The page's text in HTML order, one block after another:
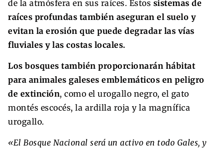
de la atmósfera en sus raíces. Estos sistemas de
raíces profundas también aseguran el suelo y
evitan la erosión que puede degradar las vías
fluviales y las costas locales.
Los bosques también proporcionarán hábitat
para animales galeses emblemáticos en peligro
de extinción, como el urogallo negro, el gato
montés escocés, la ardilla roja y la magnífica
urogallo.
«El Bosque Nacional será un activo en todo Gales, y